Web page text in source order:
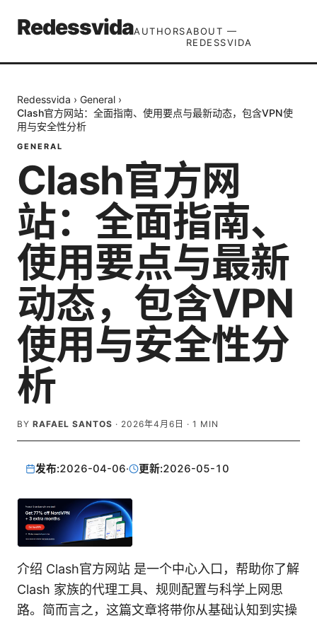
RedessvidaAUTHORSABOUT —
REDESSVIDA
Redessvida › General ›
Clash官方网站：全面指南、使用要点与最新动态，包含VPN使
用与安全性分析
GENERAL
Clash官方网
站：全面指南、
使用要点与最新
动态，包含VPN
使用与安全性分
析
BY RAFAEL SANTOS · 2026年4月6日 · 1 MIN
发布:2026-04-06· 更新:2026-05-10
介绍 Clash官方网站 是一个中心入口，帮助你了解
Clash 家族的代理工具、规则配置与科学上网思
路。简而言之，这篇文章将带你从基础认知到实操